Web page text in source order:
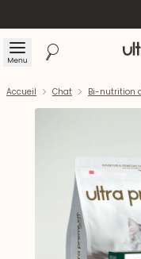
Menu Rechercher
Accueil Chat Bi-nutrition